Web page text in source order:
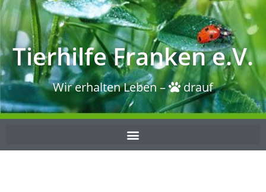
Tierhilfe Franken e.V.
Wir erhalten Leben – drauf